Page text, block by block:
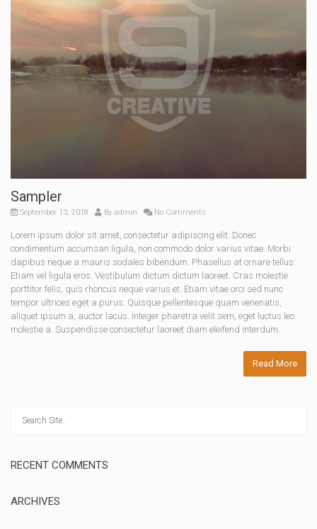
Sampler
September 13, 2018 By admin No Comments
Lorem ipsum dolor sit amet, consectetur adipiscing elit. Donec
condimentum accumsan ligula, non commodo dolor varius vitae. Morbi
dapibus neque a mauris sodales bibendum. Phasellus at ornare tellus.
Etiam vel ligula eros. Vestibulum dictum dictum laoreet. Cras molestie
porttitor felis, quis rhoncus neque varius et. Etiam vitae orci sed nunc
tempor ultrices eget a purus. Quisque pellentesque quam venenatis,
aliquet ipsum a, auctor lacus. Integer pharetra velit sem, eget luctus leo
molestie a. Suspendisse consectetur laoreet diam eleifend interdum.
Read More
RECENT COMMENTS
ARCHIVES